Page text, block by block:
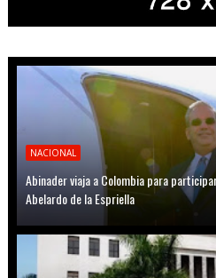
NACIONAL
Abinader viaja a Colombia para
Abelardo de la Espriella